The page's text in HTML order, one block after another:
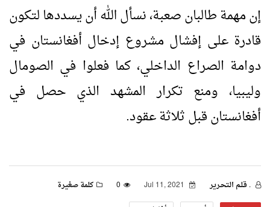
إن مهمة طالبان صعبة، نسأل الله أن يسددها لتكون
قادرة على إفشال مشروع إدخال أفغانستان في
دوامة الصراع الداخلي، كما فعلوا في الصومال
وليبيا، ومنع تكرار المشهد الذي حصل في
أفغانستان قبل ثلاثة عقود.
. قـلـم الـتحـرير 0
كلمة صغيرة